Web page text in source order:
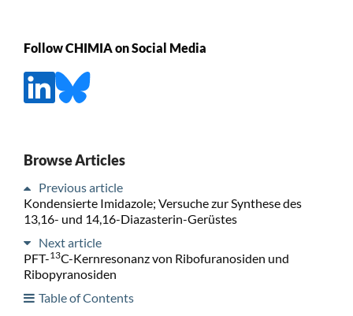
Follow CHIMIA on Social Media
Browse Articles
Previous article
Kondensierte Imidazole; Versuche zur Synthese des
13,16- und 14,16-Diazasterin-Gerüstes
Next article
PFT-13C-Kernresonanz von Ribofuranosiden und
Ribopyranosiden
Table of Contents